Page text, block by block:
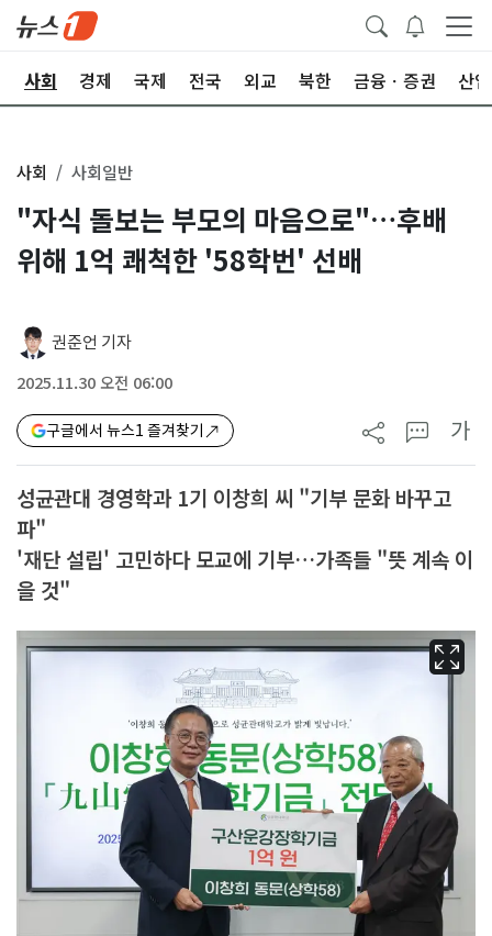
사회 경제 국제 전국 외교 북한 금융ㆍ증권 산업
사회 사회일반
"자식 돌보는 부모의 마음으로"…후배
위해 1억 쾌척한 '58학번' 선배
권준언 기자
2025.11.30 오전 06:00
구글에서 뉴스1 즐겨찾기 가
성균관대 경영학과 1기 이창희 씨 "기부 문화 바꾸고
파"
'재단 설립' 고민하다 모교에 기부…가족들 "뜻 계속 이
을 것"